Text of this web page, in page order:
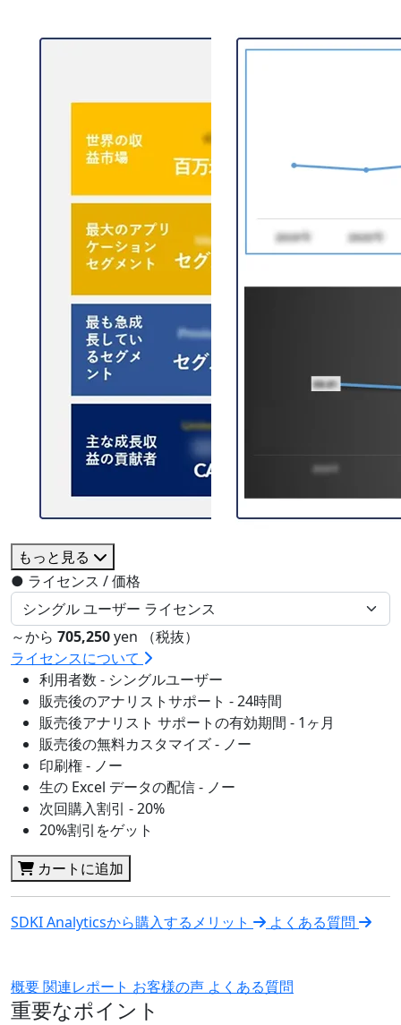
もっと見る
● ライセンス / 価格
～から 705,250yen （税抜）
ライセンスについて
利用者数 - シングルユーザー
販売後のアナリストサポート - 24時間
販売後アナリスト サポートの有効期間 - 1ヶ月
販売後の無料カスタマイズ - ノー
印刷権 - ノー
生の Excel データの配信 - ノー
次回購入割引 - 20%
20%割引をゲット
カートに追加
SDKI Analyticsから購入するメリット よくある質問
概要関連レポート お客様の声 よくある質問
重要なポイント